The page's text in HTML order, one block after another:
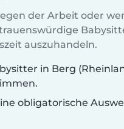
der Arbeit oder
auszuhandeln.
in Berg
obligatorische